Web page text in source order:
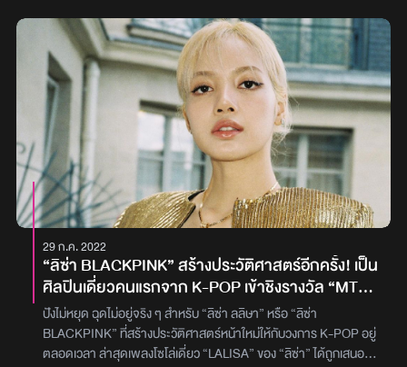
ไปร่วมเดินแบบในครั้งนี้มีชื่อว่า “Dans Paris” หรือคอลเล็กชั่น Winter
2022 ที่ทาง CELINE จัดทำขึ้นแบบวิดีโอความยาว 13 นาที โดย ลิซ่า
ปรากฏตัวในนาทีที่ 4.36 ด้วยลุคเดรสปักเลื่อมสีเงิน แมตช์กับรองเท้า
บู๊ต และกระเป๋าสะพายไหล่ดีไซน์สวย และปิดท้ายด้วยลุคเสื้อหนังสีดดำ
แบบไบเกอร์ กับกระโปรงหนังสั้น ในนาทีที่ 8.48 เสริมความเท่ด้วยแว่นตา
กันแดดเก๋ๆ และกระเป๋าสะพายสุดโดดเด่น ขณะที่ทางนิตยสาร
Harper’s Bazaar ฉบับเดือนกันยายน 2021 เคยเผยบทสัมภาษณ์ของ
ลิซ่า ซึ่งพูดถึงการทำงานกับ CELINE ว่า “CELINE ไม่เคยกลัวที่จะ
สร้างตัวตนใหม่ขึ้นมา และแง่มุมของแบรนด์นั้นก็สอดคล้องกับบุคลิกของ
ฉันมาก จนบางครั้งฉันรู้สึกว่าไอเท็มของ CELINE ก็ช่วยเพิ่มความมั่นใจ
ให้ฉัน ทำให้ฉันรู้สึกมีพลัง ฉันคิดว่านั่นแหละเป็นเหตุผลที่ CELINE และ
ฉันทำงานร่วมกันได้อย่างยอดเยี่ยม”ภาพ: CELINE
29 ก.ค. 2022
“ลิซ่า BLACKPINK” สร้างประวัติศาสตร์อีกครั้ง! เป็น
ศิลปินเดี่ยวคนแรกจาก K-POP เข้าชิงรางวัล “MTV
Video Music Awards”
ปังไม่หยุด ฉุดไม่อยู่จริง ๆ สำหรับ “ลิซ่า ลลิษา” หรือ “ลิซ่า
BLACKPINK” ที่สร้างประวัติศาสตร์หน้าใหม่ให้กับวงการ K-POP อยู่
ตลอดเวลา ล่าสุดเพลงโซโล่เดี่ยว “LALISA” ของ “ลิซ่า” ได้ถูกเสนอชื่อ